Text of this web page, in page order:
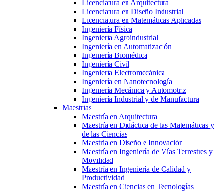
Licenciatura en Arquitectura
Licenciatura en Diseño Industrial
Licenciatura en Matemáticas Aplicadas
Ingeniería Física
Ingeniería Agroindustrial
Ingeniería en Automatización
Ingeniería Biomédica
Ingeniería Civil
Ingeniería Electromecánica
Ingeniería en Nanotecnología
Ingeniería Mecánica y Automotriz
Ingeniería Industrial y de Manufactura
Maestrías
Maestría en Arquitectura
Maestría en Didáctica de las Matemáticas y
de las Ciencias
Maestría en Diseño e Innovación
Maestría en Ingeniería de Vías Terrestres y
Movilidad
Maestría en Ingeniería de Calidad y
Productividad
Maestría en Ciencias en Tecnologías